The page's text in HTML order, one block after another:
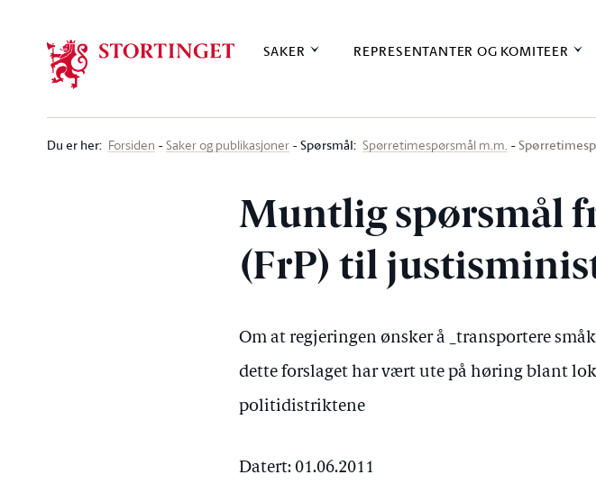
SAKER REPRESENTANTER OG KOMITEER
Du er her: Forsiden Saker og publikasjoner Spørsmål: Spørretimespørsmål m.m.
Muntlig spørsmål
(FrP) til
Om at regjeringen ønsker å _transportere
dette forslaget har vært ute på høring blant
politidistriktene
Datert: 01.06.2011